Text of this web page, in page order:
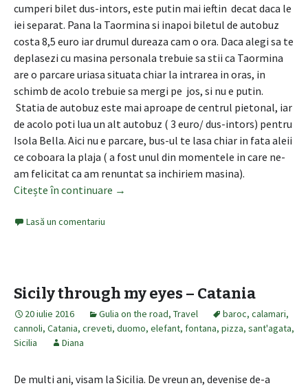
cumperi bilet dus-intors, este putin mai ieftin decat daca le
iei separat. Pana la Taormina si inapoi biletul de autobuz
costa 8,5 euro iar drumul dureaza cam o ora. Daca alegi sa te
deplasezi cu masina personala trebuie sa stii ca Taormina
are o parcare uriasa situata chiar la intrarea in oras, in
schimb de acolo trebuie sa mergi pe jos, si nu e putin.
Statia de autobuz este mai aproape de centrul pietonal, iar
de acolo poti lua un alt autobuz ( 3 euro/ dus-intors) pentru
Isola Bella. Aici nu e parcare, bus-ul te lasa chiar in fata aleii
ce coboara la plaja ( a fost unul din momentele in care ne-
am felicitat ca am renuntat sa inchiriem masina).
Citește în continuare Sicily through my eyes – Taormina
→
Lasă un comentariu
Sicily through my eyes – Catania
20 iulie 2016 Gulia on the road, Travel baroc, calamari,
cannoli, Catania, creveti, duomo, elefant, fontana, pizza, sant'agata,
Sicilia
Diana
De multi ani, visam la Sicilia. De vreun an, devenise de-a